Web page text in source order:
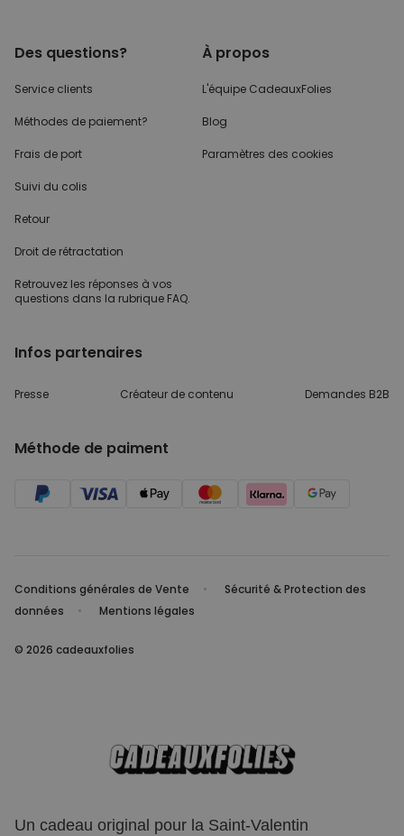
Des questions?
Service clients
Méthodes de paiement?
Frais de port
Suivi du colis
Retour
Droit de rétractation
Retrouvez les réponses à vos
questions dans la rubrique FAQ.
À propos
L'équipe CadeauxFolies
Blog
Paramètres des cookies
Infos partenaires
Presse Créateur de contenu Demandes B2B
Méthode de paiment
Conditions générales de Vente
Sécurité & Protection des
données
Mentions légales
© 2026 cadeauxfolies
Un cadeau original pour la Saint-Valentin